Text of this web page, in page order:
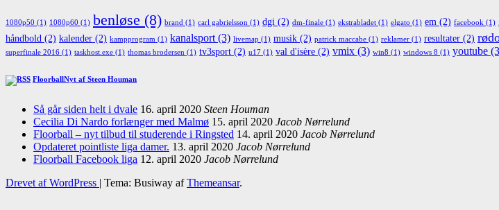
1080p50 (1) 1080p60 (1) benløse (8) brand (1) carl gabrielsson (1) dgi (2) dm-finale (1) ekstrabladet (1) elgato (1) em (2) facebook (1)
håndbold (2) kalender (2) kampprogram (1) kanalsport (3) livemap (1) musik (2) patrick maccabe (1) reklamer (1) resultater (2)
superfinale 2016 (1) taskhost.exe (1) thomas brodersen (1) tv3sport (2) u17 (1) val d'isère (2) vmix (3) win8 (1) windows 8 (1) youtube
FloorballNyt af Steen Houman
Så går siden helt i dvale 16. april 2020 Steen Houman
Cecilia Di Nardo forlænger med Malmø 15. april 2020 Jacob Nørrelund
Floorball – nyt tilbud til studerende i Ringsted 14. april 2020 Jacob Nørrelund
Opdateret pointliste liga damer. 13. april 2020 Jacob Nørrelund
Floorball Facebook liga 12. april 2020 Jacob Nørrelund
Drevet af WordPress | Tema: Busiway afThemeansar.